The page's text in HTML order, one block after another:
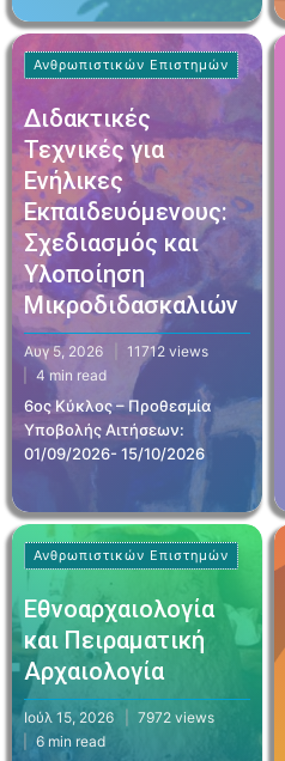
Ανθρωπιστικών Επιστημών
Διδακτικές
Τεχνικές για
Ενήλικες
Εκπαιδευόμενους:
Σχεδιασμός και
Υλοποίηση
Μικροδιδασκαλιών
Αυγ 5, 2026
11712 views
4 min read
6ος Κύκλος – Προθεσμία
Υποβολής Αιτήσεων:
01/09/2026- 15/10/2026
Ανθρωπιστικών Επιστημών
Εθνοαρχαιολογία
και Πειραματική
Αρχαιολογία
Ιούλ 15, 2026
7972 views
6 min read